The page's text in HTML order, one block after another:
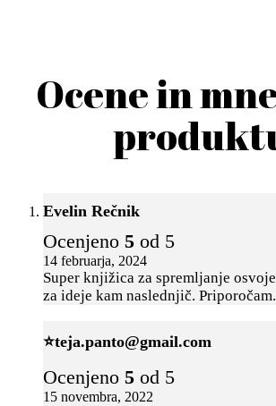
Ocene in
Evelin Rečnik
Ocenjeno 5 od 5
14 februarja, 2024
Super knjižica za spremljanje
za ideje kam naslednjič. Priporočam.
⭐️teja.panto@gmail.com
Ocenjeno 5 od 5
15 novembra, 2022